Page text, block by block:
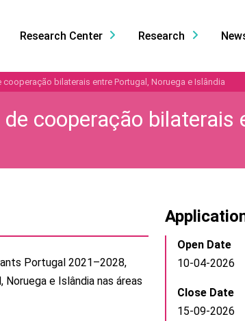
Research Center Research
bilaterais entre Portugal, Noruega e Islândia
cooperação
Portugal 2021–2028,
e Islândia nas áreas
Open Date
10-04-2026
Close Date
15-09-2026